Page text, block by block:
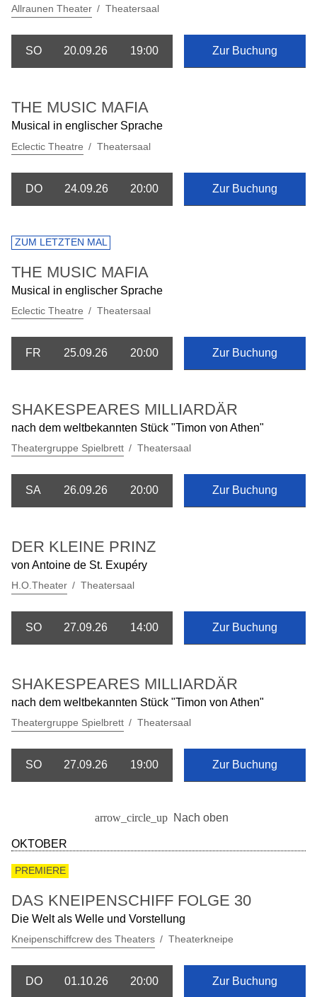
SO 20.09.26 19:00
Allraunen Theater Theatersaal
Zur Buchung
DO 24.09.26 20:00
Eclectic Theatre Theatersaal
THE MUSIC MAFIA
Musical in englischer Sprache
Zur Buchung
ZUM LETZTEN MAL
FR 25.09.26 20:00
Eclectic Theatre Theatersaal
THE MUSIC MAFIA
Musical in englischer Sprache
Zur Buchung
SA 26.09.26 20:00
Theatergruppe Spielbrett Theatersaal
SHAKESPEARES MILLIARDÄR
nach dem weltbekannten Stück "Timon von Athen"
Zur Buchung
SO 27.09.26 14:00
H.O.Theater Theatersaal
DER KLEINE PRINZ
von Antoine de St. Exupéry
Zur Buchung
SO 27.09.26 19:00
Theatergruppe Spielbrett Theatersaal
SHAKESPEARES MILLIARDÄR
nach dem weltbekannten Stück "Timon von Athen"
Zur Buchung
Nach oben
OKTOBER
PREMIERE
DO 01.10.26 20:00
Kneipenschiffcrew des Theaters Theaterkneipe
DAS KNEIPENSCHIFF FOLGE 30
Die Welt als Welle und Vorstellung
Zur Buchung